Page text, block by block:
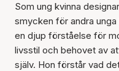
Som ung kvinna
smycken för andra
en djup förståelse för
livsstil och behovet av
själv. Hon förstår vad